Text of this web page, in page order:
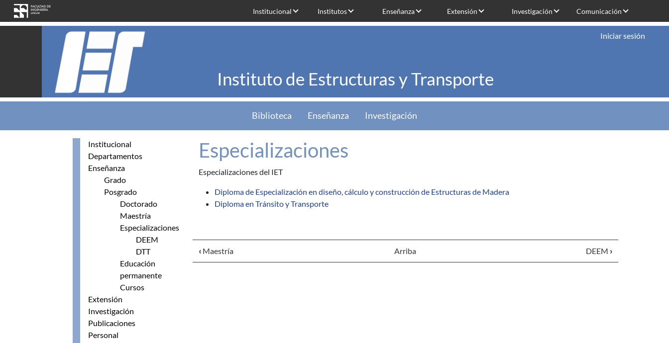
Pasar al contenido principal
Institucional Institutos Enseñanza Extensión Investigación Comunicación
Instituto de Estructuras y Transporte
Iniciar sesión
Biblioteca Enseñanza Investigación
Institucional
Departamentos
Enseñanza
Grado
Posgrado
Doctorado
Maestría
Especializaciones
DEEM
DTT
Educación
permanente
Cursos
Extensión
Investigación
Publicaciones
Personal
Especializaciones
Especializaciones del IET
Diploma de Especialización en diseño, cálculo y construcción de Estructuras de Madera
Diploma en Tránsito y Transporte
‹ Maestría Arriba DEEM ›